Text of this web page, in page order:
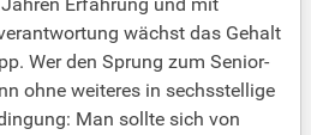
wächst das Gehalt
Wer den Sprung zum Senior-
ohne weiteres in sechsstellige
Man sollte sich von